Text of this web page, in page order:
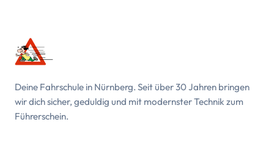
Deine Fahrschule in Nürnberg. Seit über 30 Jahren bringen
wir dich sicher, geduldig und mit modernster Technik zum
Führerschein.